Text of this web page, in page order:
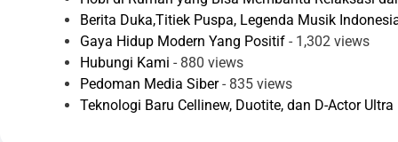
Berita Duka,Titiek Puspa, Legenda Musik
Gaya Hidup Modern Yang Positif - 1,302 views
Hubungi Kami - 880 views
Pedoman Media Siber- 835 views
Teknologi Baru Cellinew, Duotite, dan D-Actor